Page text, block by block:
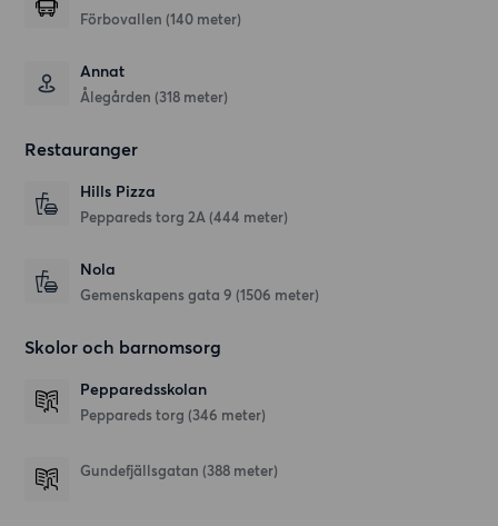
Förbovallen (140 meter)
Annat
Ålegården (318 meter)
Restauranger
Hills Pizza
Peppareds torg 2A (444 meter)
Nola
Gemenskapens gata 9 (1506 meter)
Skolor och barnomsorg
Pepparedsskolan
Peppareds torg (346 meter)
Gundefjällsgatan (388 meter)